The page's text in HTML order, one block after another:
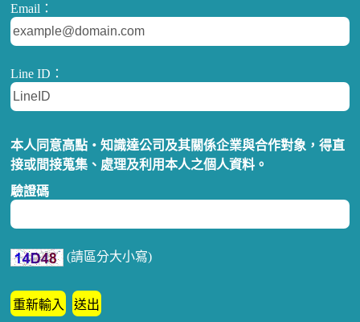
Email：
Line ID：
本人同意高點‧知識達公司及其關係企業與合作對象，得直
接或間接蒐集、處理及利用本人之個人資料。
驗證碼
(請區分大小寫)